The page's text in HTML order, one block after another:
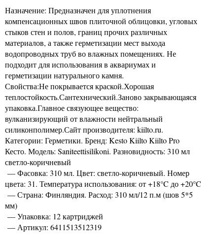
Назначение: Предназначен для уплотнения
компенсационных швов плиточной облицовки, угловых
стыков стен и полов, границ прочих различных
материалов, а также герметизации мест выхода
водопроводных труб во влажных помещениях. Не
подходит для использования в аквариумах и
герметизации натурального камня.
Свойства:Не покрывается краской.Хорошая
теплостойкость.Сантехнический.Заново закрывающаяся
упаковка.Главное связующее вещество:
вулканизирующий от влажности нейтральный
силиконполимер.Сайт производителя: kiilto.ru.
Категории: Герметики. Бренд: Kesto Kiilto Kiilto Pro
Кесто. Модель: Saniteettisilikoni. Разновидность: 310 мл
светло-коричневый
— Фасовка: 310 мл. Цвет: светло-коричневый. Номер
цвета: 31. Температура использования: от +18°C до +20°C
— Страна: Финляндия. Расход: 310 мл/12 п.м (шов 5*5
мм)
— Упаковка: 12 картриджей
— Артикул: 6411513512319